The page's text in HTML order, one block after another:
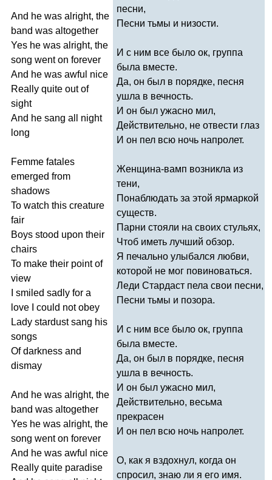
And he was alright, the
band was altogether
Yes he was alright, the
song went on forever
And he was awful nice
Really quite out of
sight
And he sang all
night
long
Femme fatales
emerged from
shadows
To watch this creature
fair
Boys stood upon their
chairs
To make their point of
view
smiled sadly for a
love
could not obey
Lady stardust sang his
songs
Of darkness and
dismay
And he was alright, the
band was altogether
Yes he was alright, the
song went on forever
And he was awful nice
Really quite paradise
песни,
Песни тьмы и низости.
И с ним все было ок, группа
была вместе.
Да, он был в порядке, песня
ушла в вечность.
И он был ужасно мил,
Действительно, не отвести глаз
И он пел всю ночь напролет.
Женщина-вамп возникла из
тени,
Понаблюдать за этой ярмаркой
существ.
Парни стояли на своих стульях,
Чтоб иметь лучший обзор.
Я печально улыбался любви,
которой не мог повиноваться.
Леди Стардаст пела свои песни,
Песни тьмы и позора.
И с ним все было ок, группа
была вместе.
Да, он был в порядке, песня
ушла в вечность.
И он был ужасно мил,
Действительно, весьма
прекрасен
И он пел всю ночь напролет.
О, как я вздохнул, когда он
спросил, знаю ли я его имя.